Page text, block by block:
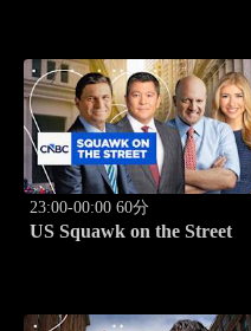
23:00-00:00 60分
US Squawk on the Street